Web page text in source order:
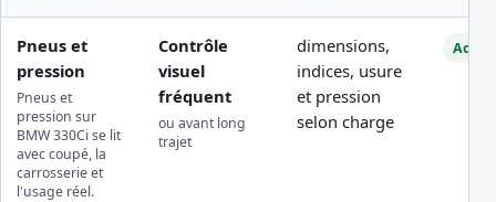
Pneus et
pression
Pneus et
pression sur
BMW 330Ci se lit
avec coupé, la
carrosserie et
l'usage réel.
Contrôle
visuel
fréquent
ou avant long
trajet
dimensions,
indices, usure
et pression
selon charge